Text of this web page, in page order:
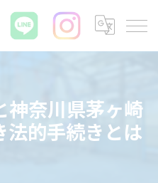
神奈川県茅ヶ崎
的手続きとは